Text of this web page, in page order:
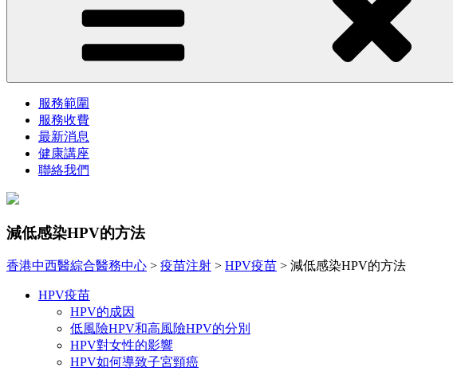
服務範圍
服務收費
最新消息
健康講座
聯絡我們
減低感染HPV的方法
香港中西醫綜合醫務中心 > 疫苗注射 > HPV疫苗 > 減低感染HPV的方法
HPV疫苗
HPV的成因
低風險HPV和高風險HPV的分別
HPV對女性的影響
HPV如何導致子宮頸癌